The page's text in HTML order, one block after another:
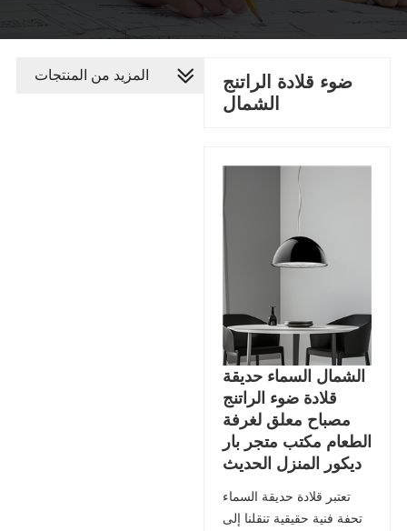
ضوء قلادة الراتنج
الشمال
الشمال السماء حديقة
قلادة ضوء الراتنج
مصباح معلق لغرفة
الطعام مكتب متجر بار
ديكور المنزل الحديث
تعتبر قلادة حديقة السماء
تحفة فنية حقيقية تنقلنا إلى
المزيد من المنتجات